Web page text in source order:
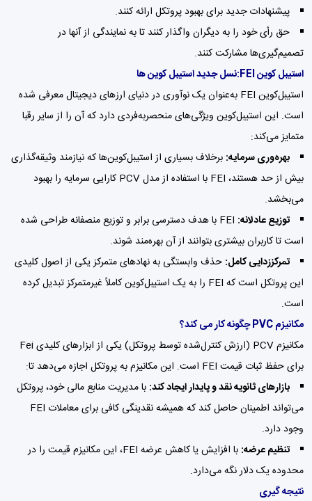
پیشنهادات جدید برای بهبود پروتکل ارائه کنند.
حق رأی خود را به دیگران واگذار کنند تا به نمایندگی از آنها در
تصمیم‌گیری‌ها مشارکت کنند.
استیبل کوین FEI:نسل جدید استیبل کوین ها
استیبل‌کوین FEI به‌عنوان یک نوآوری در دنیای ارزهای دیجیتال معرفی شده
است. این استیبل‌کوین ویژگی‌های منحصربه‌فردی دارد که آن را از سایر رقبا
متمایز می‌کند:
بهره‌وری سرمایه: برخلاف بسیاری از استیبل‌کوین‌ها که نیازمند وثیقه‌گذاری
بیش از حد هستند، FEI با استفاده از مدل PCV کارایی سرمایه را بهبود
می‌بخشد.
توزیع عادلانه:
FEI با هدف دسترسی برابر و توزیع منصفانه طراحی شده
است تا کاربران بیشتری بتوانند از آن بهره‌مند شوند.
تمرکززدایی کامل: حذف وابستگی به نهادهای متمرکز یکی از اصول کلیدی
این پروتکل است که FEI را به یک استیبل‌کوین کاملاً غیرمتمرکز تبدیل کرده
است.
مکانیزم PVC چگونه کار می کند؟
مکانیزم PCV (ارزش کنترل‌شده توسط پروتکل) یکی از ابزارهای کلیدی Fei
برای حفظ ثبات قیمت FEI است. این مکانیزم به پروتکل اجازه می‌دهد تا:
بازارهای ثانویه نقد و پایدار ایجاد کند: با مدیریت منابع مالی خود، پروتکل
می‌تواند اطمینان حاصل کند که همیشه نقدینگی کافی برای معاملات FEI
وجود دارد.
تنظیم عرضه:
با افزایش یا کاهش عرضه FEI، این مکانیزم قیمت را در
محدوده یک دلار نگه می‌دارد.
نتیجه گیری